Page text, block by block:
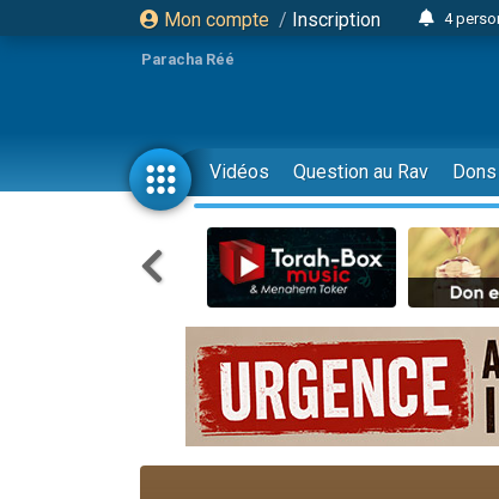
Mon compte / Inscription
4
3
3
13
2
30
Il
12
3
2
3
Paracha Réé
Vidéos Question au Rav Dons